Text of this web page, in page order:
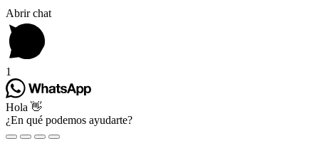
Abrir chat
1
Hola 👋
¿En qué podemos ayudarte?